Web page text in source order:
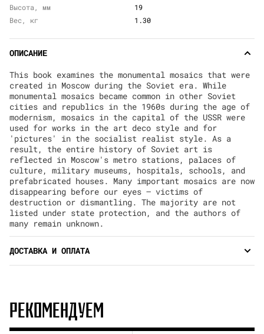
Высота, мм
19
Вес, кг
1.30
ОПИСАНИЕ
This book examines the monumental mosaics that were
created in Moscow during the Soviet era. While
monumental mosaics became common in other Soviet
cities and republics in the 1960s during the age of
modernism, mosaics in the capital of the USSR were
used for works in the art deco style and for
'pictures' in the socialist realist style. As a
result, the entire history of Soviet art is
reflected in Moscow's metro stations, palaces of
culture, military museums, hospitals, schools, and
prefabricated houses. Many important mosaics are now
disappearing before our eyes – victims of
destruction or dismantling. The majority are not
listed under state protection, and the authors of
many remain unknown.
ДОСТАВКА И ОПЛАТА
РЕКОМЕНДУЕМ